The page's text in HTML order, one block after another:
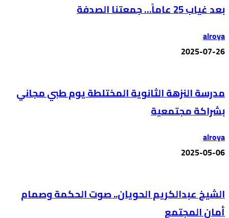
بعد غياب 25 عاماً… جمعتنا الصدفة
alroya
2025-07-26
مدرسة النزهة الثانوية المختلطة يوم طبي مجاني
بشراكة مجتمعية
alroya
2025-05-06
الشيخ عبدالكريم الحويان.. صوت الحكمة وصمام
أمان المجتمع